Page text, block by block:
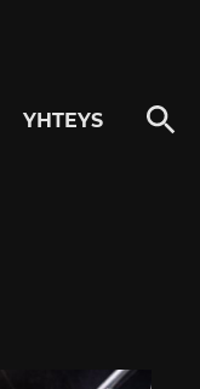
YHTEYS